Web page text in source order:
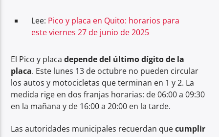
Lee: Pico y placa en Quito: horarios para
este viernes 27 de junio de 2025
El Pico y placadepende del último dígito de la
placa. Este lunes 13 de octubre no pueden circular
los autos y motocicletas que terminan en 1 y 2. La
medida rige en dos franjas horarias: de 06:00 a 09:30
en la mañana y de 16:00 a 20:00 en la tarde.
Las autoridades municipales recuerdan quecumplir